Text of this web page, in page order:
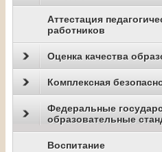
Аттестация
работников
Оценка качества
Комплексная
Федеральные
образовательные
Воспитание